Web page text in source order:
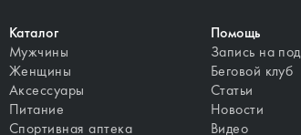
Каталог
Мужчины
Женщины
Аксессуары
Питание
Спортивная аптека
Помощь
Запись на
Беговой клуб
Статьи
Новости
Видео